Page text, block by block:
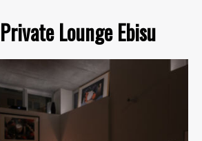
Lounge Ebisu